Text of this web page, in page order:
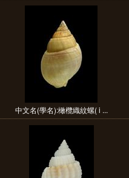
中文名(學名):橄欖織紋螺( i ...